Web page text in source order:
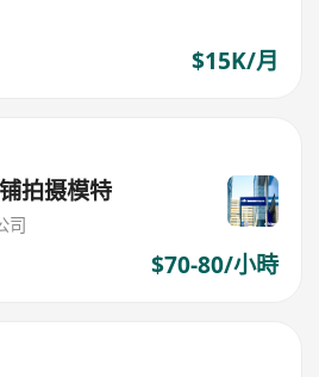
$15K/月
拍摄模特
司
$70-80/小時